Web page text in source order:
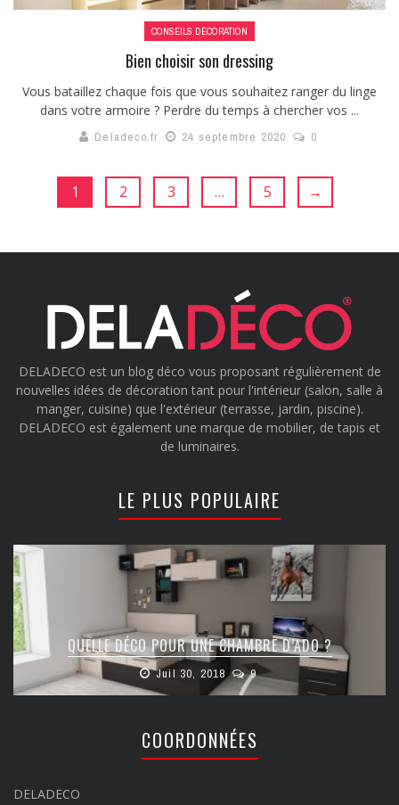
CONSEILS DÉCORATION
Bien choisir son dressing
Vous bataillez chaque fois que vous souhaitez ranger du linge
dans votre armoire ? Perdre du temps à chercher vos ...
Deladeco.fr 24 septembre 2020 0
1 2 3 … 5 →
DELADECO est un blog déco vous proposant régulièrement de
nouvelles idées de décoration tant pour l'intérieur (salon, salle à
manger, cuisine) que l'extérieur (terrasse, jardin, piscine).
DELADECO est également une marque de mobilier, de tapis et
de luminaires.
LE PLUS POPULAIRE
QUELLE DÉCO POUR UNE CHAMBRE D’ADO ?
Juil 30, 2018 9
COORDONNÉES
DELADECO